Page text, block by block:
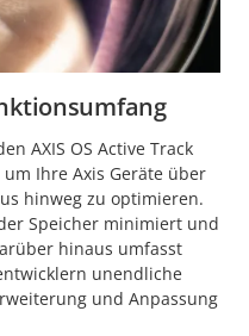
AXIS OS Active Track
Ihre Axis Geräte über
hinweg zu optimieren.
Speicher minimiert und
hinaus umfasst
unendliche
und Anpassung